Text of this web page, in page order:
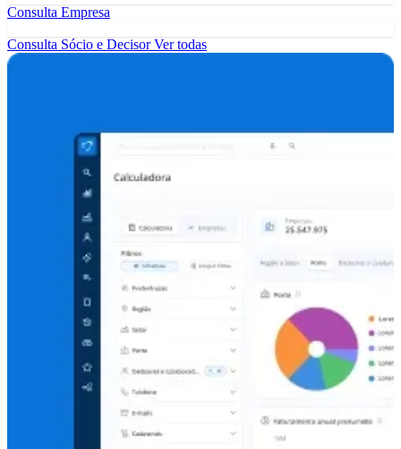
Consulta Empresa
Consulta Sócio e DecisorVer todas